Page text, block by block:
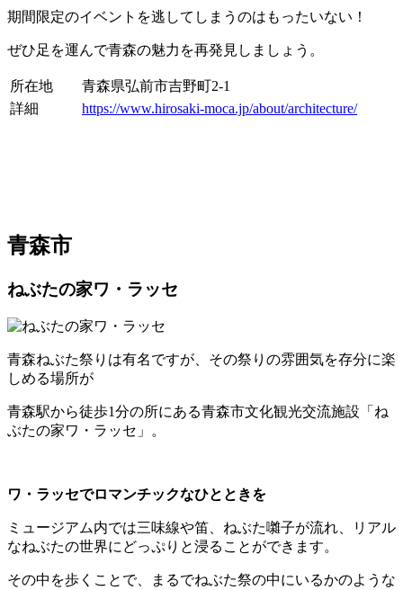
期間限定のイベントを逃してしまうのはもったいない！
ぜひ足を運んで青森の魅力を再発見しましょう。
所在地
青森県弘前市吉野町2-1
詳細
https://www.hirosaki-moca.jp/about/architecture/
青森市
ねぶたの家ワ・ラッセ
青森ねぶた祭りは有名ですが、その祭りの雰囲気を存分に楽
しめる場所が
青森駅から徒歩1分の所にある青森市文化観光交流施設「ね
ぶたの家ワ・ラッセ」。
ワ・ラッセでロマンチックなひとときを
ミュージアム内では三味線や笛、ねぶた囃子が流れ、リアル
なねぶたの世界にどっぷりと浸ることができます。
その中を歩くことで、まるでねぶた祭の中にいるかのような